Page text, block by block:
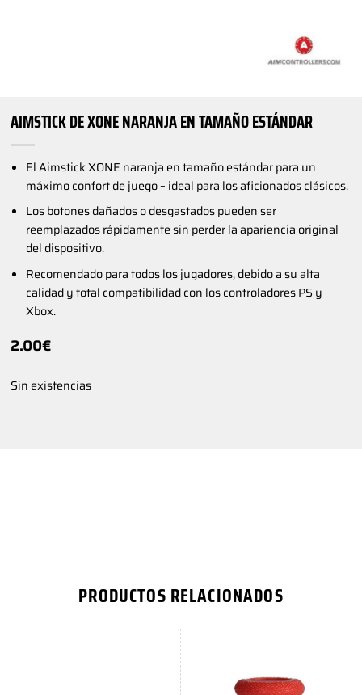
AIMSTICK DE XONE NARANJA EN TAMAÑO ESTÁNDAR
El Aimstick XONE naranja en tamaño estándar para un
máximo confort de juego – ideal para los aficionados clásicos.
Los botones dañados o desgastados pueden ser
reemplazados rápidamente sin perder la apariencia original
del dispositivo.
Recomendado para todos los jugadores, debido a su alta
calidad y total compatibilidad con los controladores PS y
Xbox.
2.00€
Sin existencias
PRODUCTOS RELACIONADOS